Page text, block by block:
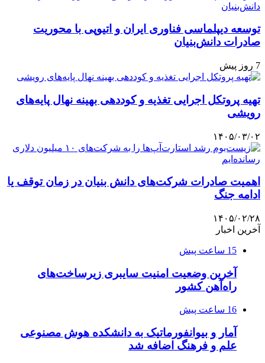
توسعه دیپلماسی فناوری ایران و اتیوپی با محوریت
صادرات دانش‌بنیان
7 روز پیش
تهیه پروتکل اجرایی تغذیه و کوددهی بهینه نهال پایه‌های
رویشی
۱۴۰۵/۰۳/۰۲
اهمیت صادرات شرکت‌های دانش بنیان در زمان توقف یا
ادامه جنگ
۱۴۰۵/۰۲/۲۸
آخرین اخبار
15 ساعت پیش
آخرین وضعیت امنیت سایبری زیرساخت‌های
راه‌آهن کشور
16 ساعت پیش
آمار و بیوانفورماتیک به دانشکده هوش مصنوعی
علم و فرهنگ اضافه شد